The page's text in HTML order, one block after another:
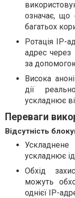
означає, що
багатьох
Ротація IP-
адрес через
за
Висока
дії
ускладнює
Переваги
Відсутність
ускладнює
Обхід
можуть
однієї IP-